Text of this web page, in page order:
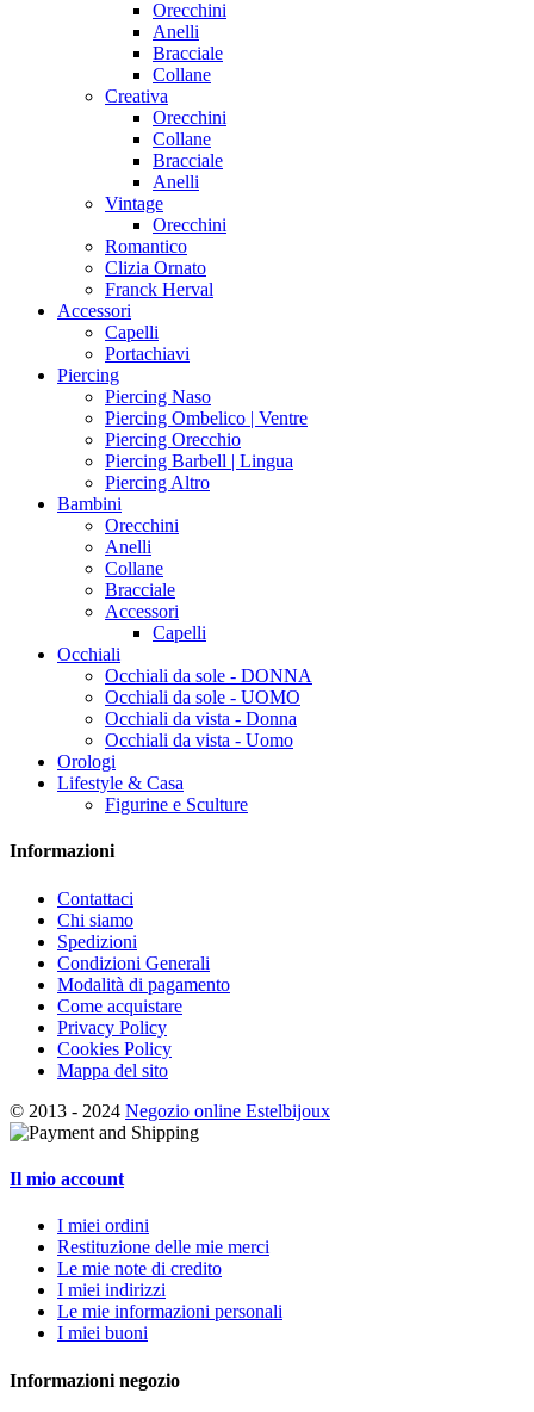
Orecchini
Anelli
Bracciale
Collane
Creativa
Orecchini
Collane
Bracciale
Anelli
Vintage
Orecchini
Romantico
Clizia Ornato
Franck Herval
Accessori
Capelli
Portachiavi
Piercing
Piercing Naso
Piercing Ombelico | Ventre
Piercing Orecchio
Piercing Barbell | Lingua
Piercing Altro
Bambini
Orecchini
Anelli
Collane
Bracciale
Accessori
Capelli
Occhiali
Occhiali da sole - DONNA
Occhiali da sole - UOMO
Occhiali da vista - Donna
Occhiali da vista - Uomo
Orologi
Lifestyle & Casa
Figurine e Sculture
Informazioni
Contattaci
Chi siamo
Spedizioni
Condizioni Generali
Modalità di pagamento
Come acquistare
Privacy Policy
Cookies Policy
Mappa del sito
© 2013 - 2024 Negozio online Estelbijoux
Il mio account
I miei ordini
Restituzione delle mie merci
Le mie note di credito
I miei indirizzi
Le mie informazioni personali
I miei buoni
Informazioni negozio